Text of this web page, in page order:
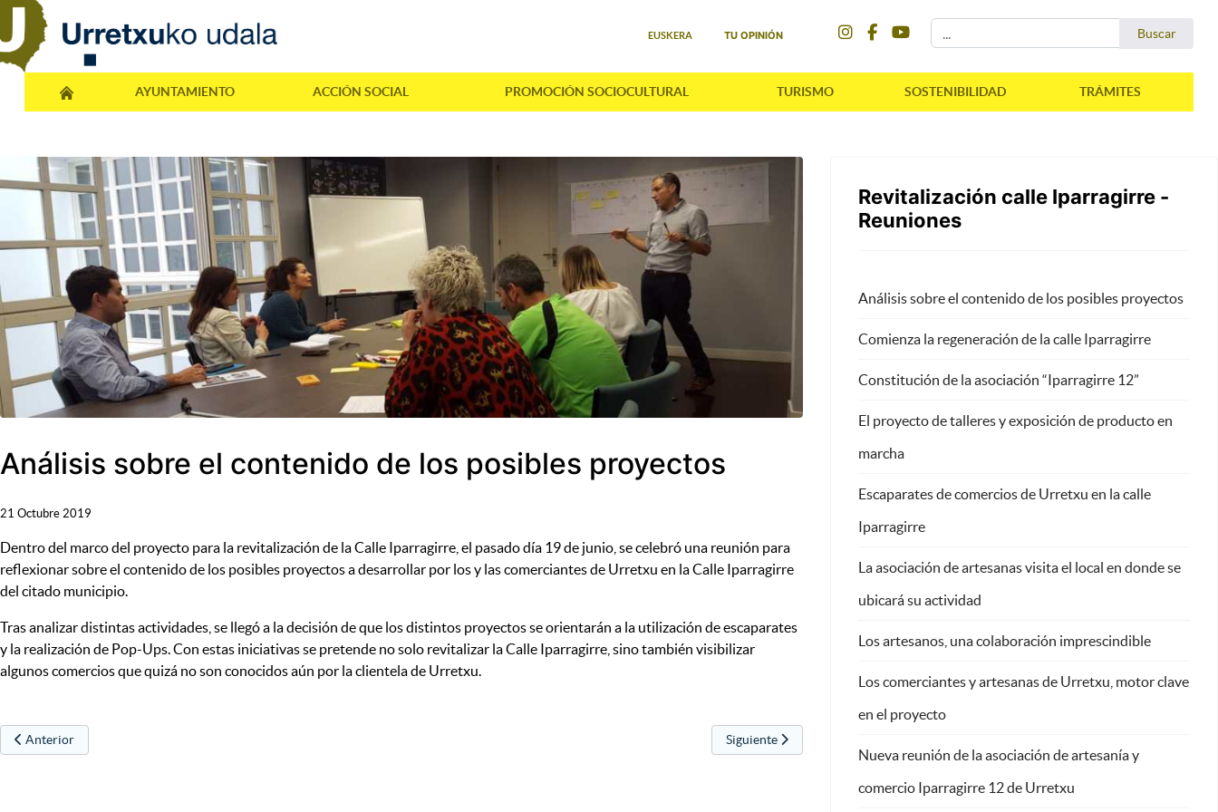
EUSKERA TU OPINIÓN Buscar
AYUNTAMIENTO ACCIÓN SOCIAL PROMOCIÓN SOCIOCULTURAL TURISMO SOSTENIBILIDAD TRÁMITES
Análisis sobre el contenido de los posibles proyectos
21 Octubre 2019
Dentro del marco del proyecto para la revitalización de la Calle Iparragirre, el pasado día 19 de junio, se celebró una reunión para
reflexionar sobre el contenido de los posibles proyectos a desarrollar por los y las comerciantes de Urretxu en la Calle Iparragirre
del citado municipio.
Tras analizar distintas actividades, se llegó a la decisión de que los distintos proyectos se orientarán a la utilización de escaparates
y la realización de Pop-Ups. Con estas iniciativas se pretende no solo revitalizar la Calle Iparragirre, sino también visibilizar
algunos comercios que quizá no son conocidos aún por la clientela de Urretxu.
Artículo anterior: Constitución de la asociación “Iparragirre 12”
Anterior Artículo siguiente: Escaparates de comercios de Urretxu en la calle Iparragirre
Siguiente
Revitalización calle Iparragirre -
Reuniones
Análisis sobre el contenido de los posibles proyectos
Comienza la regeneración de la calle Iparragirre
Constitución de la asociación “Iparragirre 12”
El proyecto de talleres y exposición de producto en
marcha
Escaparates de comercios de Urretxu en la calle
Iparragirre
La asociación de artesanas visita el local en donde se
ubicará su actividad
Los artesanos, una colaboración imprescindible
Los comerciantes y artesanas de Urretxu, motor clave
en el proyecto
Nueva reunión de la asociación de artesanía y
comercio Iparragirre 12 de Urretxu